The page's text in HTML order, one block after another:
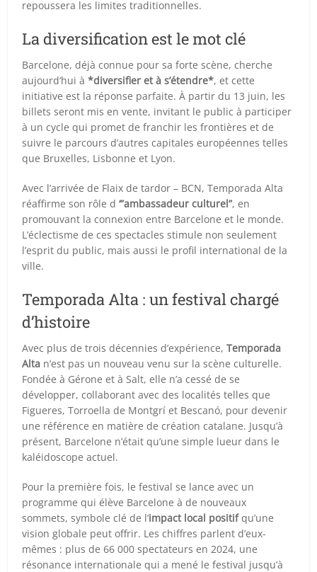
repoussera les limites traditionnelles.
La diversification est le mot clé
Barcelone, déjà connue pour sa forte scène, cherche
aujourd’hui à*diversifier et à s’étendre*, et cette
initiative est la réponse parfaite. À partir du 13 juin, les
billets seront mis en vente, invitant le public à participer
à un cycle qui promet de franchir les frontières et de
suivre le parcours d’autres capitales européennes telles
que Bruxelles, Lisbonne et Lyon.
Avec l’arrivée de Flaix de tardor – BCN, Temporada Alta
réaffirme son rôle d‘”ambassadeur culturel”, en
promouvant la connexion entre Barcelone et le monde.
L’éclectisme de ces spectacles stimule non seulement
l’esprit du public, mais aussi le profil international de la
ville.
Temporada Alta : un festival chargé
d’histoire
Avec plus de trois décennies d’expérience,Temporada
Alta n’est pas un nouveau venu sur la scène culturelle.
Fondée à Gérone et à Salt, elle n’a cessé de se
développer, collaborant avec des localités telles que
Figueres, Torroella de Montgrí et Bescanó, pour devenir
une référence en matière de création catalane. Jusqu’à
présent, Barcelone n’était qu’une simple lueur dans le
kaléidoscope actuel.
Pour la première fois, le festival se lance avec un
programme qui élève Barcelone à de nouveaux
sommets, symbole clé de l’impact local positifqu’une
vision globale peut offrir. Les chiffres parlent d’eux-
mêmes : plus de 66 000 spectateurs en 2024, une
résonance internationale qui a mené le festival jusqu’à